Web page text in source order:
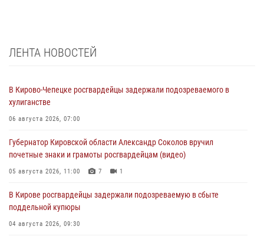
ЛЕНТА НОВОСТЕЙ
В Кирово-Чепецке росгвардейцы задержали подозреваемого в
хулиганстве
06 августа 2026, 07:00
Губернатор Кировской области Александр Соколов вручил
почетные знаки и грамоты росгвардейцам (видео)
05 августа 2026, 11:00 7 1
В Кирове росгвардейцы задержали подозреваемую в сбыте
поддельной купюры
04 августа 2026, 09:30